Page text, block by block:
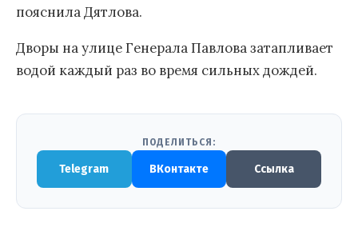
пояснила Дятлова.
Дворы на улице Генерала Павлова затапливает
водой каждый раз во время сильных дождей.
ПОДЕЛИТЬСЯ:
Telegram ВКонтакте Ссылка